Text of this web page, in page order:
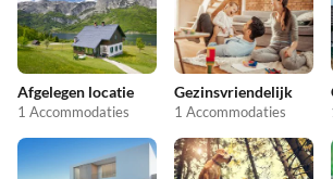
Afgelegen locatie
1 Accommodaties
Gezinsvriendelijk
1 Accommodaties